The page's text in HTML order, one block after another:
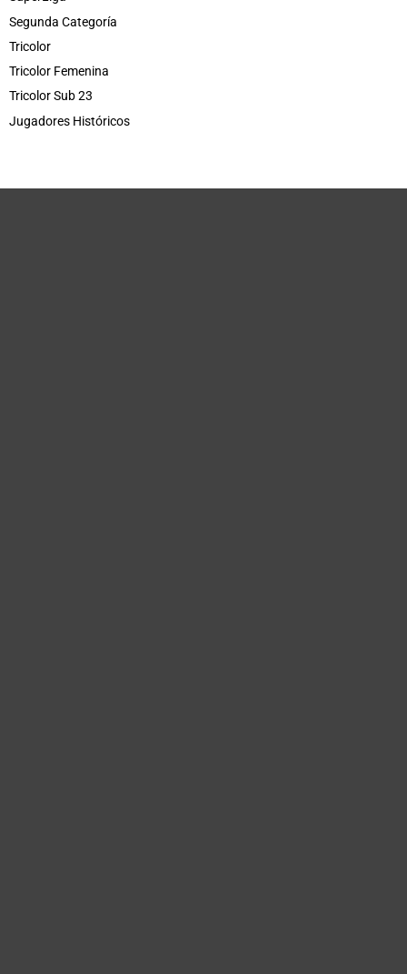
Segunda Categoría
Tricolor
Tricolor Femenina
Tricolor Sub 23
Jugadores Históricos